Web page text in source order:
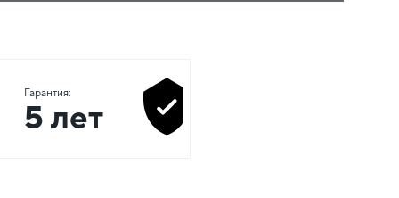
Гарантия:
5 лет